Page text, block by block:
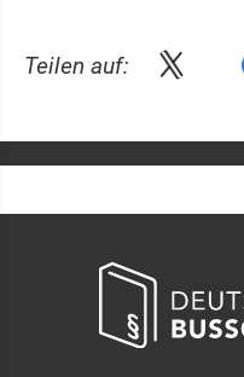
Teilen auf: